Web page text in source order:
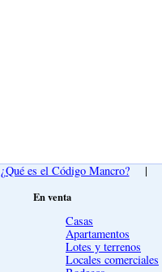
¿Qué es el Código Mancro?|
En venta
Casas
Apartamentos
Lotes y terrenos
Locales comerciales